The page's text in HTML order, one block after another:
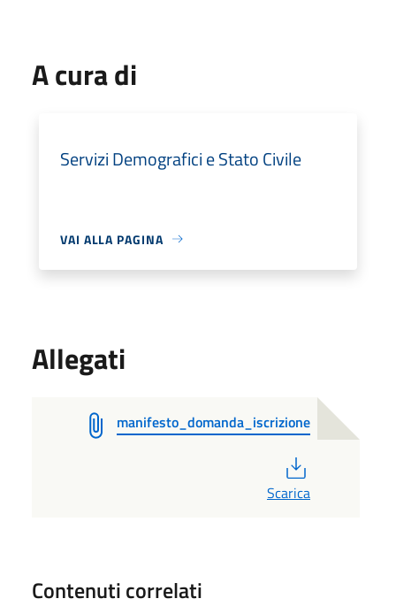
A cura di
Servizi Demografici e Stato Civile
VAI ALLA PAGINA
Allegati
manifesto_domanda_iscrizione
Scarica
Contenuti correlati